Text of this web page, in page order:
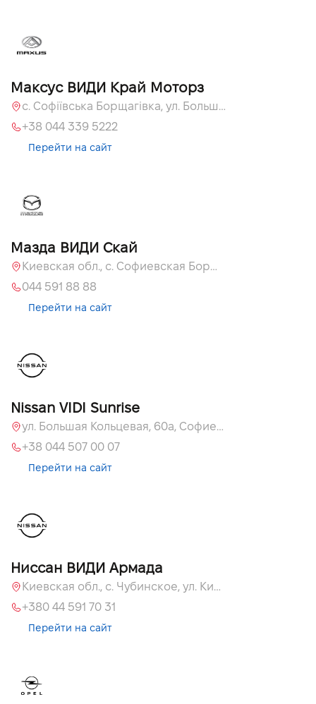
Максус ВИДИ Край Моторз
с. Софіївська Борщагівка, ул. Большая Кольцевая, 60а
+38 044 339 5222
Перейти на сайт
Мазда ВИДИ Скай
Киевская обл., с. Софиевская Борщаговка, ул. Большая Кольцевая, 60 А
044 591 88 88
Перейти на сайт
Nissan VIDI Sunrise
ул. Большая Кольцевая, 60а, Софиевская Борщаговка, Киевская обл.
+38 044 507 00 07
Перейти на сайт
Ниссан ВИДИ Армада
Киевская обл., c. Чубинское, ул. Киевская, 55
+380 44 591 70 31
Перейти на сайт